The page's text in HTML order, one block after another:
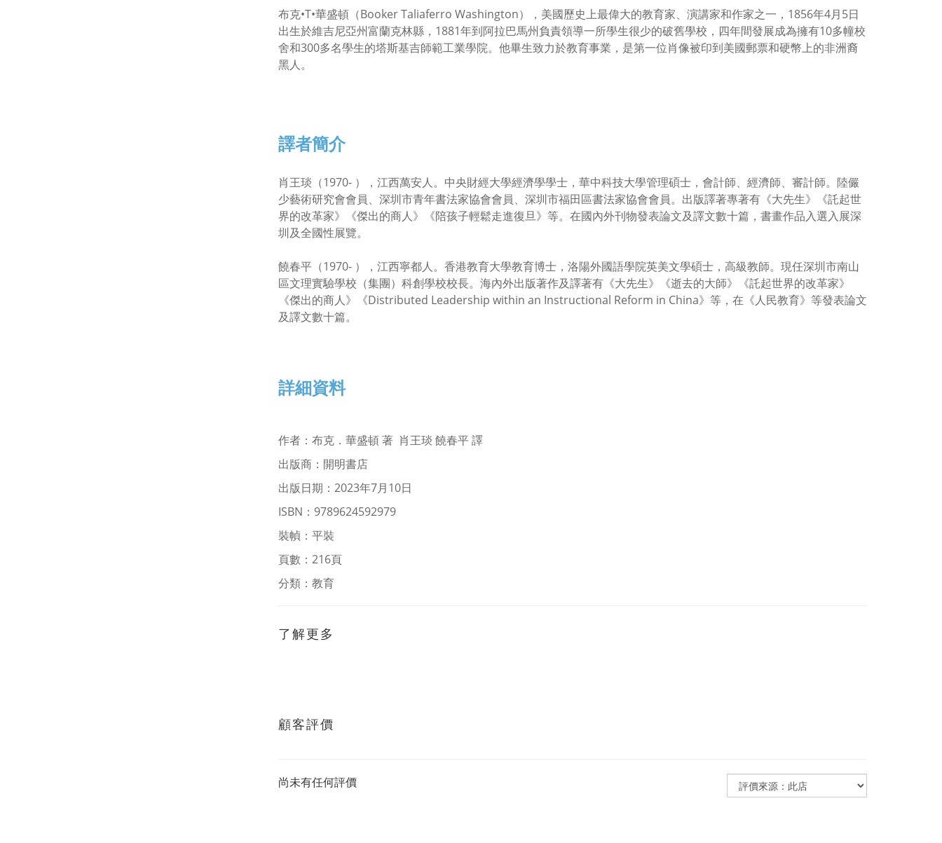
布克•T•華盛頓（Booker Taliaferro Washington），美國歷史上最偉大的教育家、演講家和作家之一，1856年4月5日
出生於維吉尼亞州富蘭克林縣，1881年到阿拉巴馬州負責領導一所學生很少的破舊學校，四年間發展成為擁有10多幢校
舍和300多名學生的塔斯基吉師範工業學院。他畢生致力於教育事業，是第一位肖像被印到美國郵票和硬幣上的非洲裔
黑人。
譯者簡介
肖王琰（1970- ），江西萬安人。中央財經大學經濟學學士，華中科技大學管理碩士，會計師、經濟師、審計師。陸儼
少藝術研究會會員、深圳市青年書法家協會會員、深圳市福田區書法家協會會員。出版譯著專著有《大先生》《託起世
界的改革家》《傑出的商人》《陪孩子輕鬆走進復旦》等。在國內外刊物發表論文及譯文數十篇，書畫作品入選入展深
圳及全國性展覽。
饒春平（1970- ），江西寧都人。香港教育大學教育博士，洛陽外國語學院英美文學碩士，高級教師。現任深圳市南山
區文理實驗學校（集團）科創學校校長。海內外出版著作及譯著有《大先生》《逝去的大師》《託起世界的改革家》
《傑出的商人》《Distributed Leadership within an Instructional Reform in China》等，在《人民教育》等發表論文
及譯文數十篇。
詳細資料
作者 ： 布克．華盛頓 著 肖王琰 饒春平 譯
出版商：開明書店
出版日期：2023年7月10日
ISBN ：9789624592979
裝幀：平裝
頁數：216頁
分類：教育
了解更多
顧客評價
尚未有任何評價